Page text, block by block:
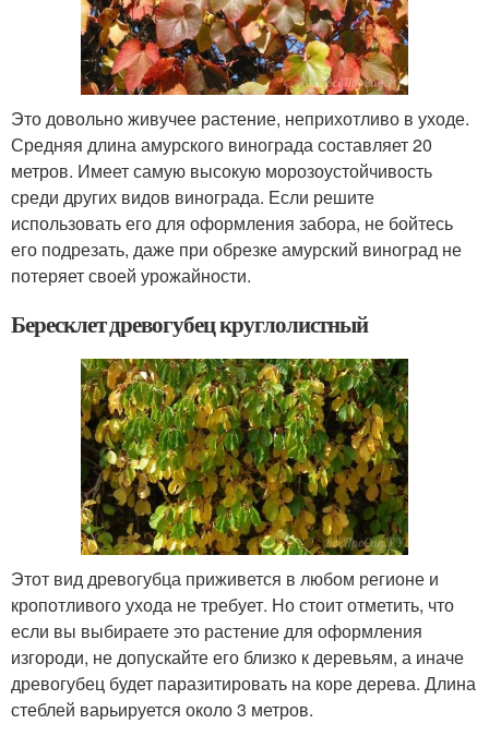
Это довольно живучее растение, неприхотливо в уходе.
Средняя длина амурского винограда составляет 20
метров. Имеет самую высокую морозоустойчивость
среди других видов винограда. Если решите
использовать его для оформления забора, не бойтесь
его подрезать, даже при обрезке амурский виноград не
потеряет своей урожайности.
Бересклет древогубец круглолистный
Этот вид древогубца приживется в любом регионе и
кропотливого ухода не требует. Но стоит отметить, что
если вы выбираете это растение для оформления
изгороди, не допускайте его близко к деревьям, а иначе
древогубец будет паразитировать на коре дерева. Длина
стеблей варьируется около 3 метров.